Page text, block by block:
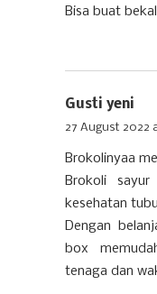
Bisa buat
Gusti yeni
27 August 2022
Brokolinyaa
Brokoli
kesehatan
Dengan
box
tenaga dan